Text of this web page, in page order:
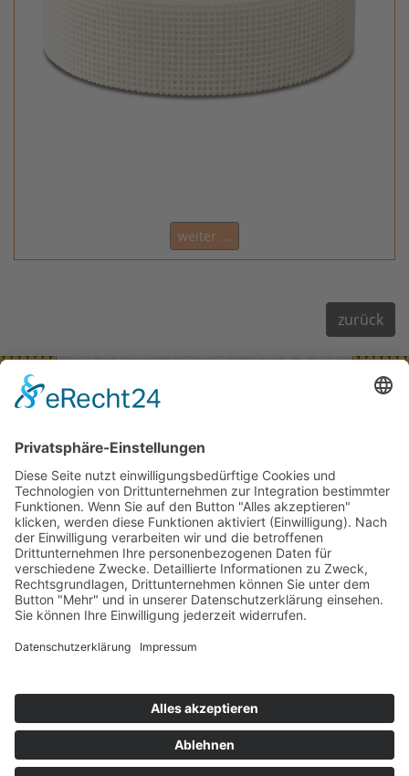
weiter ...
zurück
Kontaktdaten:
Gebr. Stumpp KG
Seestraße 5
73099 Adelberg
07166 - 91 067 -0
07166 - 91 067 - 20
Info[at]Stumpp-kg.de
So finden Sie uns
Facebook